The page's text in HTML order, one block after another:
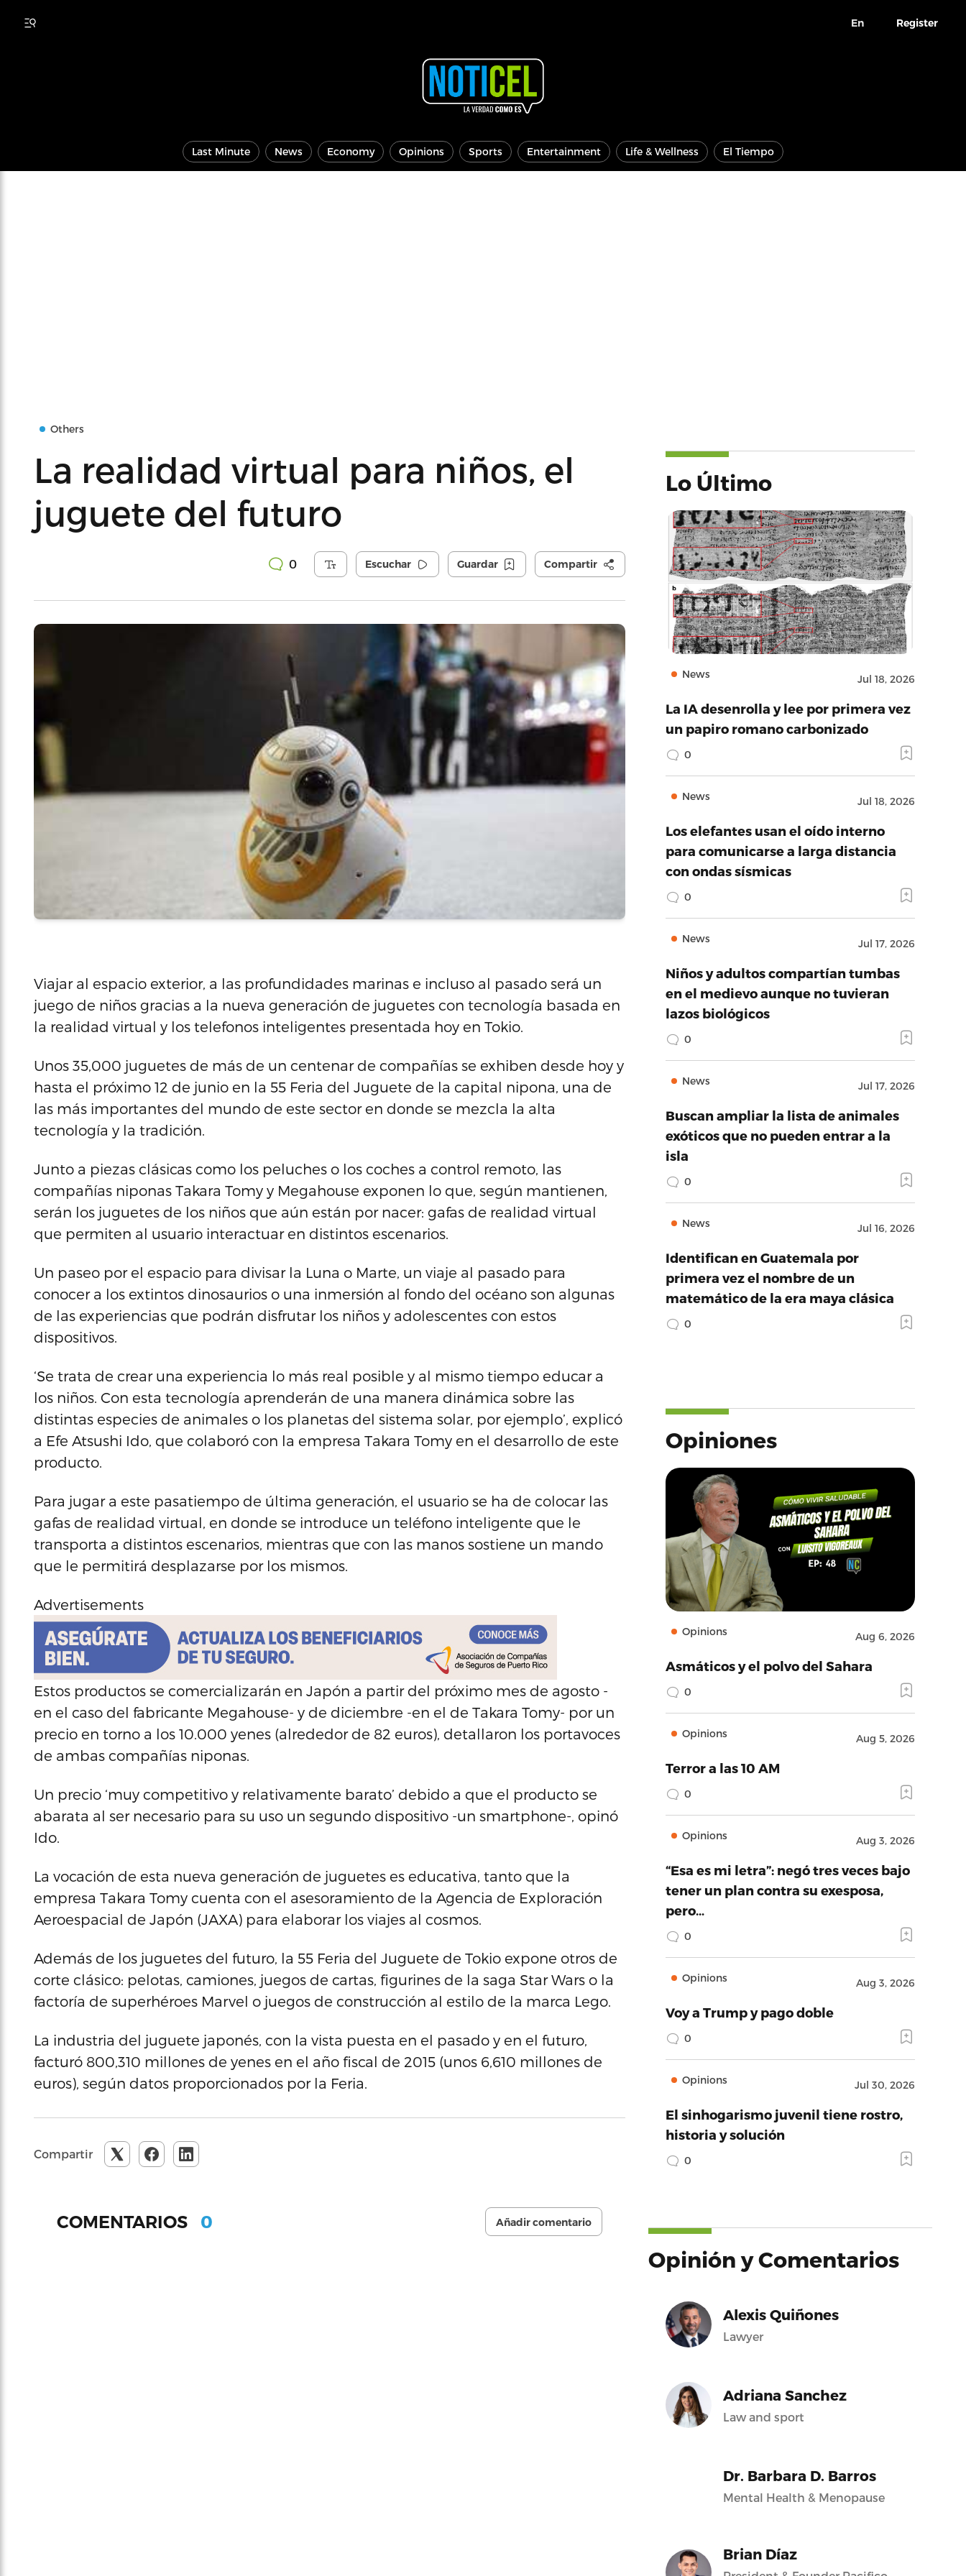
En Register
Last Minute News Economy Opinions Sports Entertainment Life & Wellness El Tiempo
Others
La realidad virtual para niños, el
juguete del futuro
0 Escuchar Guardar Compartir
Viajar al espacio exterior, a las profundidades marinas e incluso al pasado será un
juego de niños gracias a la nueva generación de juguetes con tecnología basada en
la realidad virtual y los telefonos inteligentes presentada hoy en Tokio.
Unos 35,000 juguetes de más de un centenar de compañías se exhiben desde hoy y
hasta el próximo 12 de junio en la 55 Feria del Juguete de la capital nipona, una de
las más importantes del mundo de este sector en donde se mezcla la alta
tecnología y la tradición.
Junto a piezas clásicas como los peluches o los coches a control remoto, las
compañías niponas Takara Tomy y Megahouse exponen lo que, según mantienen,
serán los juguetes de los niños que aún están por nacer: gafas de realidad virtual
que permiten al usuario interactuar en distintos escenarios.
Un paseo por el espacio para divisar la Luna o Marte, un viaje al pasado para
conocer a los extintos dinosaurios o una inmersión al fondo del océano son algunas
de las experiencias que podrán disfrutar los niños y adolescentes con estos
dispositivos.
‘Se trata de crear una experiencia lo más real posible y al mismo tiempo educar a
los niños. Con esta tecnología aprenderán de una manera dinámica sobre las
distintas especies de animales o los planetas del sistema solar, por ejemplo’, explicó
a Efe Atsushi Ido, que colaboró con la empresa Takara Tomy en el desarrollo de este
producto.
Para jugar a este pasatiempo de última generación, el usuario se ha de colocar las
gafas de realidad virtual, en donde se introduce un teléfono inteligente que le
transporta a distintos escenarios, mientras que con las manos sostiene un mando
que le permitirá desplazarse por los mismos.
Advertisements
Estos productos se comercializarán en Japón a partir del próximo mes de agosto -
en el caso del fabricante Megahouse- y de diciembre -en el de Takara Tomy- por un
precio en torno a los 10.000 yenes (alrededor de 82 euros), detallaron los portavoces
de ambas compañías niponas.
Un precio ‘muy competitivo y relativamente barato’ debido a que el producto se
abarata al ser necesario para su uso un segundo dispositivo -un smartphone-, opinó
Ido.
La vocación de esta nueva generación de juguetes es educativa, tanto que la
empresa Takara Tomy cuenta con el asesoramiento de la Agencia de Exploración
Aeroespacial de Japón (JAXA) para elaborar los viajes al cosmos.
Además de los juguetes del futuro, la 55 Feria del Juguete de Tokio expone otros de
corte clásico: pelotas, camiones, juegos de cartas, figurines de la saga Star Wars o la
factoría de superhéroes Marvel o juegos de construcción al estilo de la marca Lego.
La industria del juguete japonés, con la vista puesta en el pasado y en el futuro,
facturó 800,310 millones de yenes en el año fiscal de 2015 (unos 6,610 millones de
euros), según datos proporcionados por la Feria.
Compartir
COMENTARIOS 0 Añadir comentario
Lo Último
News Jul 18, 2026
La IA desenrolla y lee por primera vez
un papiro romano carbonizado
0
News Jul 18, 2026
Los elefantes usan el oído interno
para comunicarse a larga distancia
con ondas sísmicas
0
News Jul 17, 2026
Niños y adultos compartían tumbas
en el medievo aunque no tuvieran
lazos biológicos
0
News Jul 17, 2026
Buscan ampliar la lista de animales
exóticos que no pueden entrar a la
isla
0
News Jul 16, 2026
Identifican en Guatemala por
primera vez el nombre de un
matemático de la era maya clásica
0
Opiniones
Opinions Aug 6, 2026
Asmáticos y el polvo del Sahara
0
Opinions Aug 5, 2026
Terror a las 10 AM
0
Opinions Aug 3, 2026
“Esa es mi letra”: negó tres veces bajo
tener un plan contra su exesposa,
pero…
0
Opinions Aug 3, 2026
Voy a Trump y pago doble
0
Opinions Jul 30, 2026
El sinhogarismo juvenil tiene rostro,
historia y solución
0
Opinión y Comentarios
Alexis Quiñones
Lawyer
Adriana Sanchez
Law and sport
Dr. Barbara D. Barros
Mental Health & Menopause
Brian Díaz